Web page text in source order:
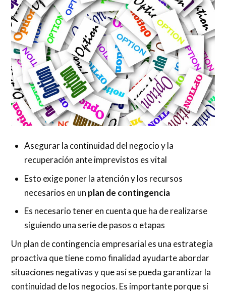
Asegurar la continuidad del negocio y la
recuperación ante imprevistos es vital
Esto exige poner la atención y los recursos
necesarios en un plan de contingencia
Es necesario tener en cuenta que ha de realizarse
siguiendo una serie de pasos o etapas
Un plan de contingencia empresarial es una estrategia
proactiva que tiene como finalidad ayudarte abordar
situaciones negativas y que así se pueda garantizar la
continuidad de los negocios. Es importante porque si